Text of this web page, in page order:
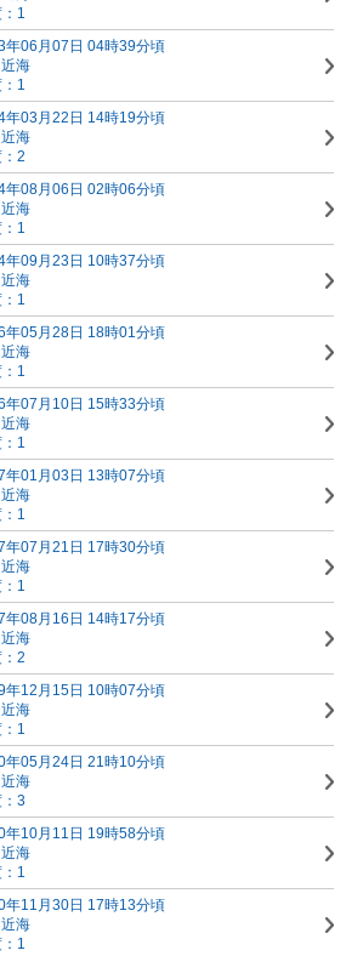
1
年06月07日 04時39分頃
海
1
年03月22日 14時19分頃
海
2
年08月06日 02時06分頃
海
1
年09月23日 10時37分頃
海
1
年05月28日 18時01分頃
海
1
年07月10日 15時33分頃
海
1
年01月03日 13時07分頃
海
1
年07月21日 17時30分頃
海
1
年08月16日 14時17分頃
海
2
年12月15日 10時07分頃
海
1
年05月24日 21時10分頃
海
3
年10月11日 19時58分頃
海
1
年11月30日 17時13分頃
海
1